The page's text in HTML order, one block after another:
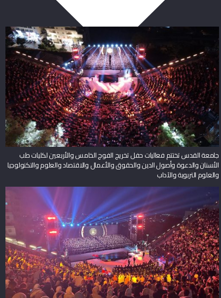
جامعة القدس تختتم فعاليات حفل تخريج الفوج الخامس والأربعين لكليات طب
الأسنان والدعوة وأصول الدين والحقوق والأعمال والاقتصاد والعلوم والتكنولوجيا
والعلوم التربوية والآداب